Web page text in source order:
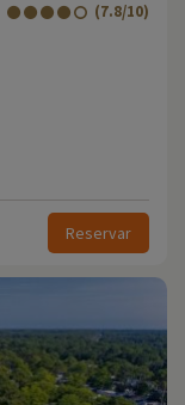
(7.8/10)
Reservar